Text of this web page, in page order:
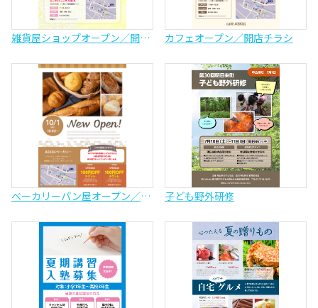
雑貨屋ショップオープン／開店チラシ カフェオープン／開店チラシ
ベーカリーパン屋オープン／開店チラシ 子ども野外研修